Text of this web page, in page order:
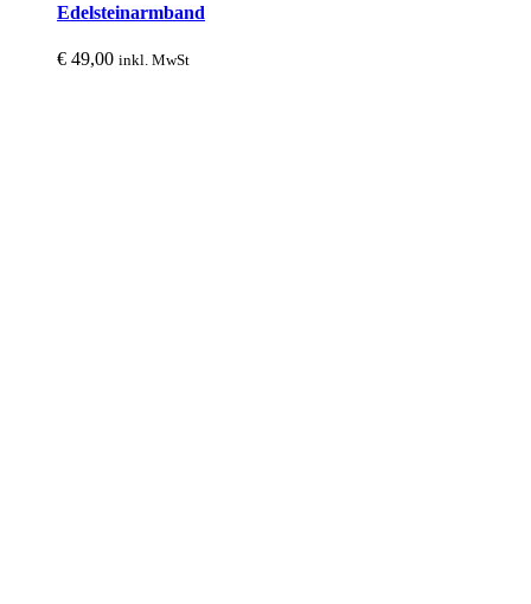
Edelsteinarmband
€ 49,00 inkl. MwSt